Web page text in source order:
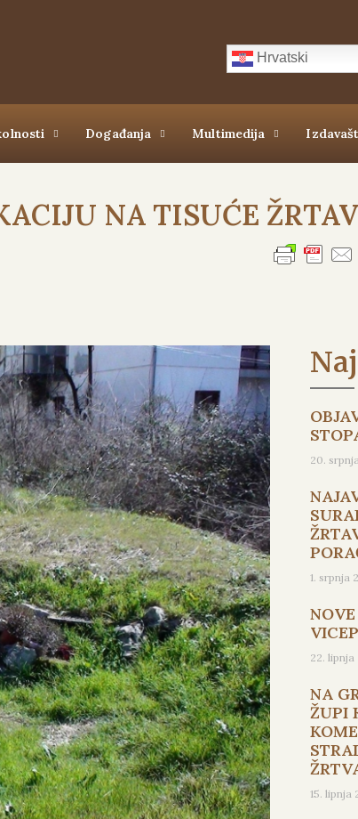
Hrvatski
Događanja Multimedija
NA TISUĆE
20.
1. srpnja
22. lipnja
NA
ŽUPI
15. lipnja